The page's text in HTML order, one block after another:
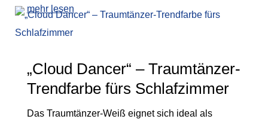
mehr lesen
„Cloud Dancer“ – Traumtänzer-
Trendfarbe fürs Schlafzimmer
Das Traumtänzer-Weiß eignet sich ideal als